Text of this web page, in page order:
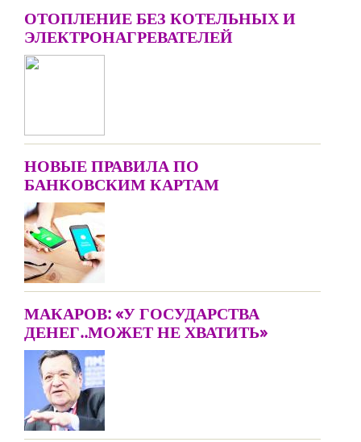
ОТОПЛЕНИЕ БЕЗ КОТЕЛЬНЫХ И
ЭЛЕКТРОНАГРЕВАТЕЛЕЙ
НОВЫЕ ПРАВИЛА ПО
БАНКОВСКИМ КАРТАМ
МАКАРОВ: «У ГОСУДАРСТВА
ДЕНЕГ..МОЖЕТ НЕ ХВАТИТЬ»